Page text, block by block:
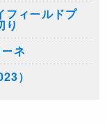
フィールドプ
り
ネ
）